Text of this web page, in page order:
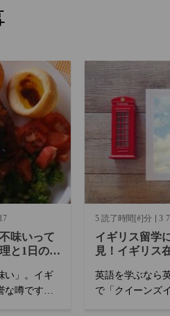
味いって
と1日のメ
い」。イギ
な噂です
5 読了時間[#]分 3
イギリス留学
見！イギリス
英語を学ぶなら
で「クイーンズ